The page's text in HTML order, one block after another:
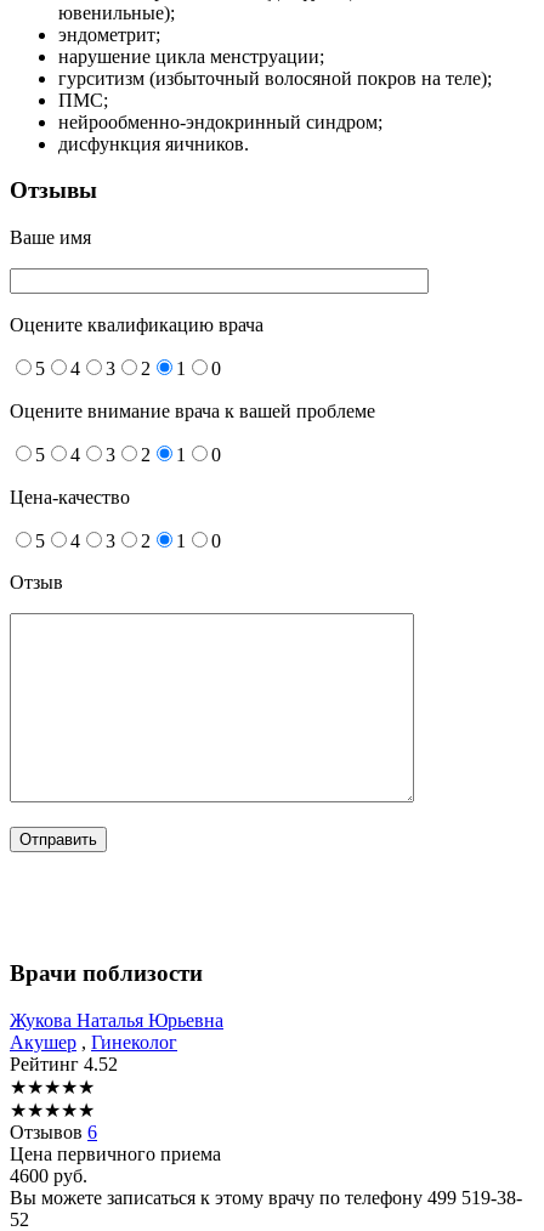
ювенильные);
эндометрит;
нарушение цикла менструации;
гурситизм (избыточный волосяной покров на теле);
ПМС;
нейрообменно-эндокринный синдром;
дисфункция яичников.
Отзывы
Ваше имя
Оцените квалификацию врача
5 4 3 2 1 0
Оцените внимание врача к вашей проблеме
5 4 3 2 1 0
Цена-качество
5 4 3 2 1
0
Отзыв
Врачи поблизости
Жукова Наталья Юрьевна
Акушер , Гинеколог
Рейтинг 4.52
★★★★★
★★★★★
Отзывов 6
Цена первичного приема
4600 руб.
Вы можете записаться к этому врачу по телефону 499 519-38-
52